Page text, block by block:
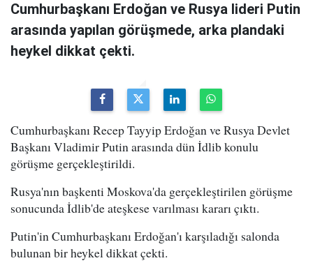
Cumhurbaşkanı Erdoğan ve Rusya lideri Putin
arasında yapılan görüşmede, arka plandaki
heykel dikkat çekti.
Cumhurbaşkanı Recep Tayyip Erdoğan ve Rusya Devlet
Başkanı Vladimir Putin arasında dün İdlib konulu
görüşme gerçekleştirildi.
Rusya'nın başkenti Moskova'da gerçekleştirilen görüşme
sonucunda İdlib'de ateşkese varılması kararı çıktı.
Putin'in Cumhurbaşkanı Erdoğan'ı karşıladığı salonda
bulunan bir heykel dikkat çekti.